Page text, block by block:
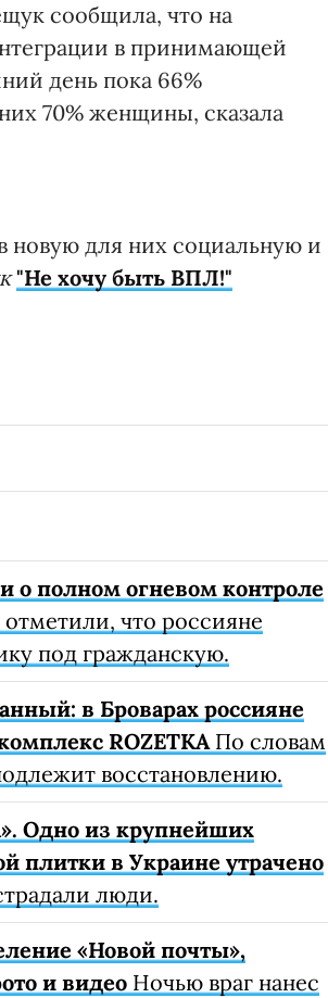
сообщила, что на
в принимающей
день пока 66%
70% женщины, сказала
новую для них социальную и
"Не хочу быть ВПЛ!"
о полном огневом контроле
что россияне
под гражданскую.
в Броварах россияне
ROZETKAПо словам
восстановлению.
Одно из крупнейших
плитки в Украине утрачено
люди.
«Новой почты»,
и видео Ночью враг нанес